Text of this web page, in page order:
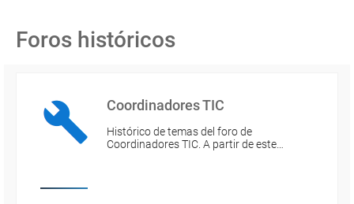
Foros históricos
Coordinadores TIC
Histórico de temas del foro de
Coordinadores TIC. A partir de este…